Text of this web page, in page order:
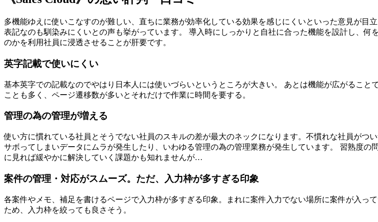
多機能ゆえに使いこなすのが難しい、直ちに業務が効率化している効果を感じにくいといった意見が目
表記なのも馴染みにくいとの声も挙がっています。 導入時にしっかりと自社に合った機能を設計し、何
のかを利用社員に浸透させることが肝要です。
英字記載で使いにくい
基本英字での記載なのでやはり日本人には使いづらいというところが大きい。 あとは機能が広がること
ことも多く、ページ遷移数が多いとそれだけで作業に時間を要する。
管理の為の管理が増える
使い方に慣れている社員とそうでない社員のスキルの差が最大のネックになります。不慣れな社員がつ
サボってしまいデータにムラが発生したり、いわゆる管理の為の管理業務が発生しています。 習熟度の
に見れば緩やかに解決していく課題かも知れませんが…
案件の管理・対応がスムーズ。ただ、入力枠が多すぎる印象
各案件やメモ、補足を書けるページで入力枠が多すぎる印象。まれに案件入力でない場所に案件が入っ
ため、入力枠を絞っても良さそう。